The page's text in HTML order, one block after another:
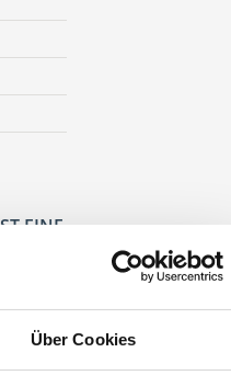
Über Cookies
EINE